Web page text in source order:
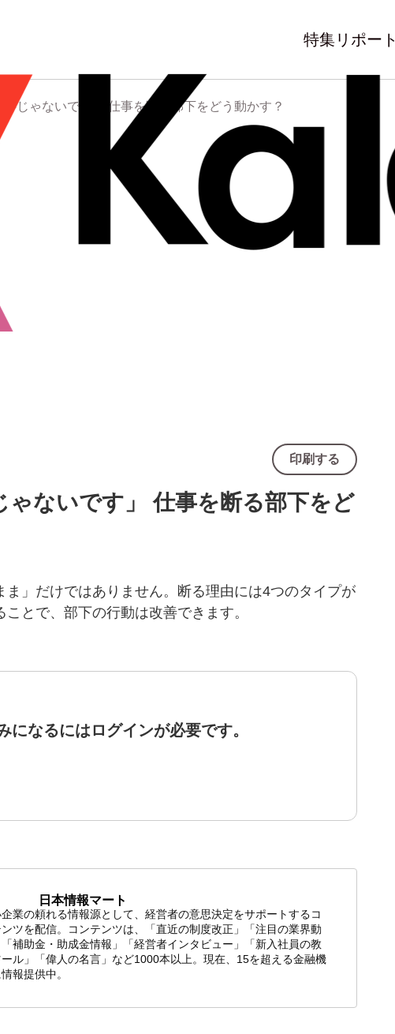
特集 リポート
じゃないです」 仕事を断る部下をどう動かす？
印刷する
ゃないです」 仕事を断る部下をど
」だけではありません。断る理由には4つのタイプが
とで、部下の行動は改善できます。
になるにはログインが必要です。
日本情報マート
業の頼れる情報源として、経営者の意思決定をサポートするコ
ンツを配信。コンテンツは、「直近の制度改正」「注目の業界動
補助金・助成金情報」「経営者インタビュー」「新入社員の教
ル」「偉人の名言」など1000本以上。現在、15を超える金融機
報提供中。